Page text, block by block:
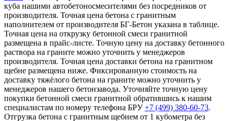
куба нашими автобетоносмесителями без посредников от
производителя. Точная цена бетона с гранитным
наполнителем от производителя БГ-Бетон указана в таблице.
Точная цена на открузку бетонной смеси гранитной
размещена в прайс-листе. Точную цену на доставку бетонного
раствора на граните можно уточнить у менеджеров
производителя. Точная цена доставки бетона на гранитном
щебне размещена ниже. Фиксированную стоимость на
доставку тяжёлого бетона на граните можно уточнить у
менеджеров нашего бетонзавода. Уточняйте точную цену
покупки бетонной смеси гранитной обратившись к нашим
специалистам по номеру телефона БРУ+7 (499) 380-60-73.
Отгрузка бетона с гранитным щебнем от 1 кубометра без